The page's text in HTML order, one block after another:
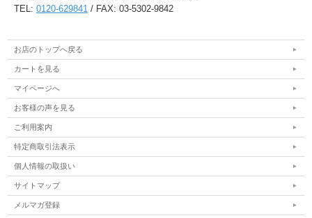
TEL: 0120-629841 / FAX: 03-5302-9842
お店のトップへ戻る
カートを見る
マイページへ
お客様の声を見る
ご利用案内
特定商取引法表示
個人情報の取扱い
サイトマップ
メルマガ登録